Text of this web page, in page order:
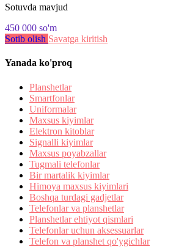
Sotuvda mavjud
450 000 so'm
Sotib olish Savatga kiritish
Yanada ko'proq
Planshetlar
Smartfonlar
Uniformalar
Maxsus kiyimlar
Elektron kitoblar
Signalli kiyimlar
Maxsus poyabzallar
Tugmali telefonlar
Bir martalik kiyimlar
Himoya maxsus kiyimlari
Boshqa turdagi gadjetlar
Telefonlar va planshetlar
Planshetlar ehtiyot qismlari
Telefonlar uchun aksessuarlar
Telefon va planshet qo'ygichlar